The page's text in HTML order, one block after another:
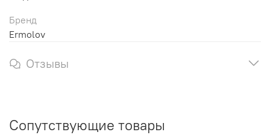
Бренд
Ermolov
Отзывы
Сопутствующие товары